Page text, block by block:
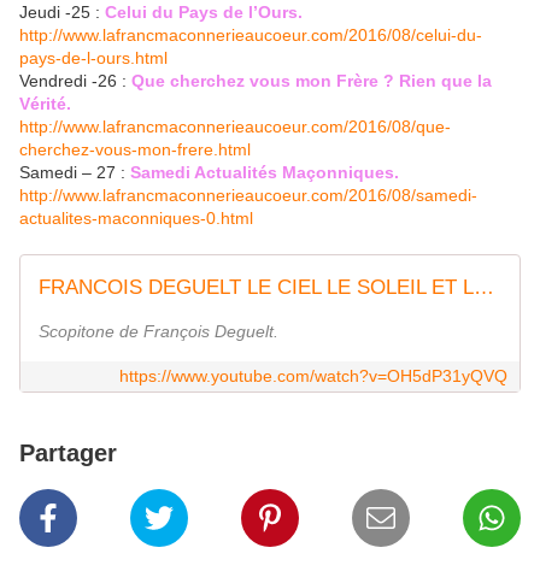
Jeudi -25 : Celui du Pays de l’Ours.
http://www.lafrancmaconnerieaucoeur.com/2016/08/celui-du-
pays-de-l-ours.html
Vendredi -26 : Que cherchez vous mon Frère ? Rien que la
Vérité.
http://www.lafrancmaconnerieaucoeur.com/2016/08/que-
cherchez-vous-mon-frere.html
Samedi – 27 : Samedi Actualités Maçonniques.
http://www.lafrancmaconnerieaucoeur.com/2016/08/samedi-
actualites-maconniques-0.html
FRANCOIS DEGUELT LE CIEL LE SOLEIL ET LA MER
Scopitone de François Deguelt.
https://www.youtube.com/watch?v=OH5dP31yQVQ
Partager